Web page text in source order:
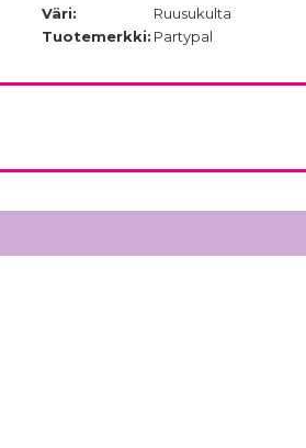
Väri:
Ruusukulta
Tuotemerkki: Partypal